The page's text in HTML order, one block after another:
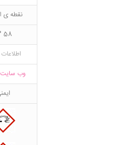
نقطه ی
58 °C
وب سایت